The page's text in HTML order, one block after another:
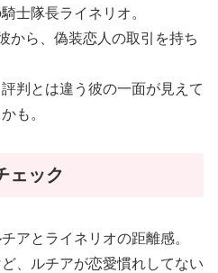
士隊長ライネリオ。
から、偽装恋人の取引を持ち
判とは違う彼の一面が見えて
も。
ェック
アとライネリオの距離感。
、ルチアが恋愛慣れしてない